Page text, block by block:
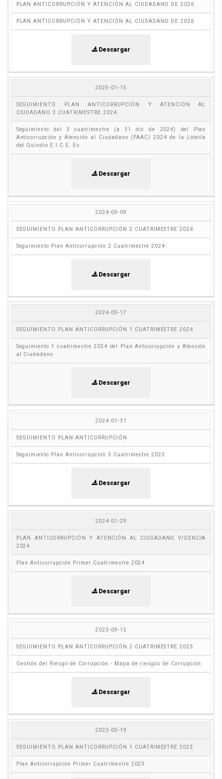
PLAN ANTICORRUPCIÓN Y ATENCIÓN AL CIUDADANO DE 2026
PLAN ANTICORRUPCIÓN Y ATENCIÓN AL CIUDADANO DE 2026
Descargar
2025-01-15
SEGUIMIENTO PLAN ANTICORRUPCIÓN Y ATENCIÓN AL
CIUDADANO 3 CUATRIMESTRE 2024.
Seguimiento del 3 cuatrimestre (a 31 dic de 2024) del Plan
Anticorrupción y Atención al Ciudadano (PAAC) 2024 de la Lotería
del Quindio E.I.C.E. Es
Descargar
2024-09-09
SEGUIMIENTO PLAN ANTICORRUPCIÓN 2 CUATRIMESTRE 2024
Seguimiento Plan Anticorrupción 2 Cuatrimestre 2024
Descargar
2024-05-17
SEGUIMIENTO PLAN ANTICORRUPCIÓN 1 CUATRIMESTRE 2024
Seguimiento 1 cuatrimestre 2024 del Plan Anticorrupción y Atención
al Ciudadano
Descargar
2024-01-31
SEGUIMIENTO PLAN ANTICORRUPCIÓN
Seguimiento Plan Anticorrupción 3 Cuatrimestre 2023
Descargar
2024-01-29
PLAN ANTICORRUPCIÓN Y ATENCIÓN AL CIUDADANO VIGENCIA
2024
Plan Anticorrupción Primer Cuatrimestre 2024
Descargar
2023-09-15
SEGUIMIENTO PLAN ANTICORRUPCIÓN 2 CUATRIMESTRE 2023
Gestión del Riesgo de Corrupción - Mapa de riesgos de Corrupción.
Descargar
2023-05-19
SEGUIMIENTO PLAN ANTICORRUPCIÓN 1 CUATRIMESTRE 2023
Plan Anticorrupción Primer Cuatrimestre 2023